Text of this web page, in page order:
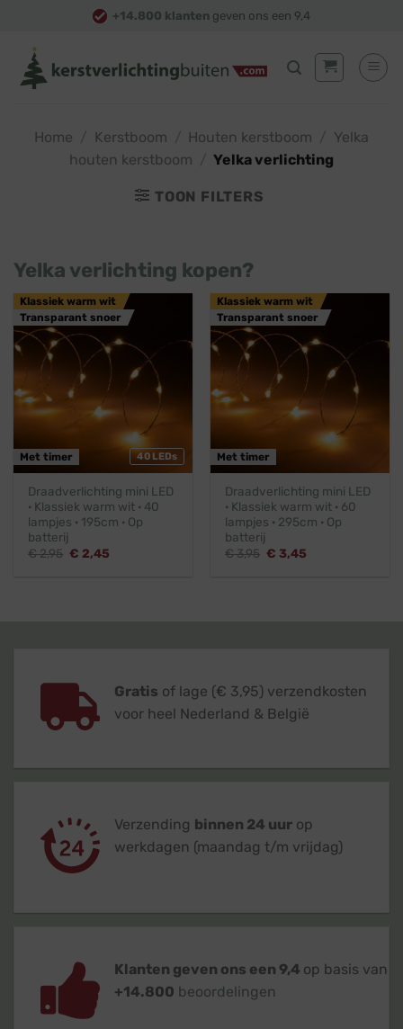
content
+14.800 klanten geven ons een 9,4
Home Kerstboom Houten kerstboom
Yelka
houten kerstboom
Yelka verlichting
TOON FILTERS
Yelka verlichting kopen?
40 LEDs
Klassiek warm wit
Transparant snoer
Met timer
Draadverlichting mini LED
· Klassiek warm wit · 40
lampjes · 195cm · Op
batterij
€2,95 Oorspronkelijke
€ 2,45
Klassiek warm wit
Transparant snoer
Met timer
Draadverlichting mini LED
· Klassiek warm wit · 60
lampjes · 295cm · Op
batterij
€3,95 Oorspronkelijke
€ 3,45
Gratis of lage (€ 3,95) verzendkosten
voor heel Nederland & België
Verzending binnen 24 uur op
werkdagen (maandag t/m vrijdag)
Klanten geven ons een 9,4 op basis van
+14.800 beoordelingen